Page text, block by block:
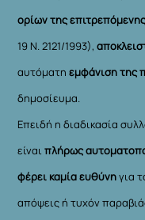
ορίων της
19 Ν. 2121/1993),
αυτόματηεμφάνιση της
δημοσίευμα.
Επειδή η διαδικασία
είναιπλήρως
φέρει καμία ευθύνηγια
απόψεις ή τυχόν